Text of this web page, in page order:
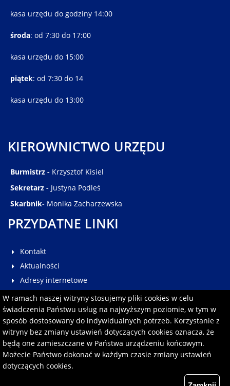
W ramach naszej witryny stosujemy pliki cookies w celu
świadczenia Państwu usług na najwyższym poziomie, w tym w
sposób dostosowany do indywidualnych potrzeb. Korzystanie z
witryny bez zmiany ustawień dotyczących cookies oznacza, że
będą one zamieszczane w Państwa urządzeniu końcowym.
Możecie Państwo dokonać w każdym czasie zmiany ustawień
dotyczących cookies.
kasa urzędu do godziny 14:00
środa: od 7:30 do 17:00
kasa urzędu do 15:00
piątek: od 7:30 do 14
kasa urzędu do 13:00
KIEROWNICTWO URZĘDU
Burmistrz - Krzysztof Kisiel
Sekretarz - Justyna Podleś
Skarbnik- Monika Zacharzewska
PRZYDATNE LINKI
Kontakt
Aktualności
Adresy internetowe
Galeria
Multimedia
Pomoc
Redakcja serwisu
Formularz kontaktowy
Polityka prywatności